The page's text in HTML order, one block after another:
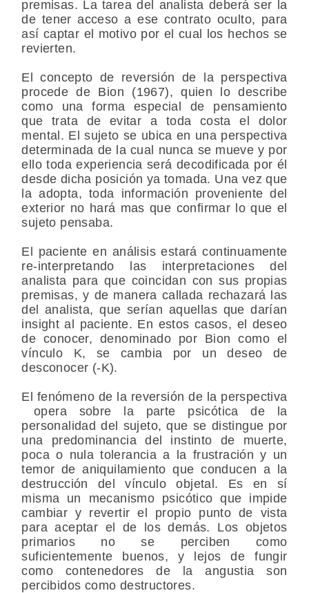
premisas. La tarea del analista deberá ser la
de tener acceso a ese contrato oculto, para
así captar el motivo por el cual los hechos se
revierten.
El concepto de reversión de la perspectiva
procede de Bion (1967), quien lo describe
como una forma especial de pensamiento
que trata de evitar a toda costa el dolor
mental. El sujeto se ubica en una perspectiva
determinada de la cual nunca se mueve y por
ello toda experiencia será decodificada por él
desde dicha posición ya tomada. Una vez que
la adopta, toda información proveniente del
exterior no hará mas que confirmar lo que el
sujeto pensaba.
El paciente en análisis estará continuamente
re-interpretando las interpretaciones del
analista para que coincidan con sus propias
premisas, y de manera callada rechazará las
del analista, que serían aquellas que darían
insight al paciente. En estos casos, el deseo
de conocer, denominado por Bion como el
vínculo K, se cambia por un deseo de
desconocer (-K).
El fenómeno de la reversión de la perspectiva
opera sobre la parte psicótica de la
personalidad del sujeto, que se distingue por
una predominancia del instinto de muerte,
poca o nula tolerancia a la frustración y un
temor de aniquilamiento que conducen a la
destrucción del vínculo objetal. Es en sí
misma un mecanismo psicótico que impide
cambiar y revertir el propio punto de vista
para aceptar el de los demás. Los objetos
primarios no se perciben como
suficientemente buenos, y lejos de fungir
como contenedores de la angustia son
percibidos como destructores.